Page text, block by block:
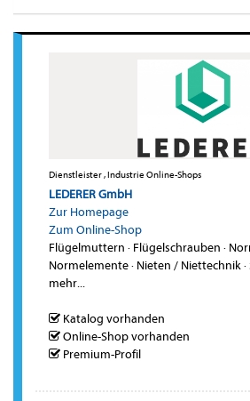
Dienstleister , Industrie Online-Shops
LEDERER GmbH
Zur Homepage
Zum Online-Shop
Flügelmuttern · Flügelschrauben ·
Normelemente· Nieten / Niettechnik·
mehr...
Katalog vorhanden
Online-Shop vorhanden
Premium-Profil